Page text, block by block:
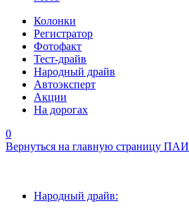
Колонки
Регистратор
Фотофакт
Тест-драйв
Народный драйв
Автоэксперт
Акции
На дорогах
0
Вернуться на главную страницу ПАИ
Народный драйв: